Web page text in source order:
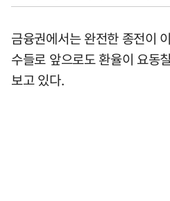
금융권에서는 완전한 종전이
수들로 앞으로도 환율이 요동
보고 있다.